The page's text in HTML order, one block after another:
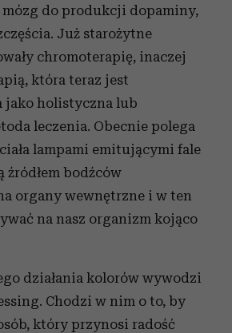
mózg do produkcji dopaminy,
Już starożytne
chromoterapię, inaczej
która teraz jest
jako holistyczna lub
leczenia. Obecnie polega
lampami emitującymi fale
źródłem bodźców
organy wewnętrzne i w ten
na nasz organizm kojąco
działania kolorów wywodzi
Chodzi w nim o to, by
który przynosi radość